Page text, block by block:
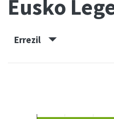
Eusko
Errezil